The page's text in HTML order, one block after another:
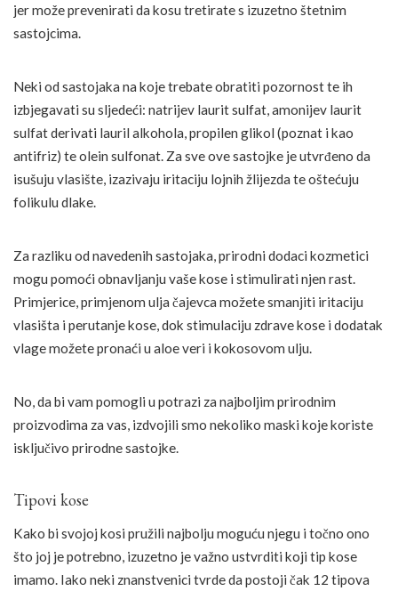
jer može prevenirati da kosu tretirate s izuzetno štetnim
sastojcima.
Neki od sastojaka na koje trebate obratiti pozornost te ih
izbjegavati su sljedeći: natrijev laurit sulfat, amonijev laurit
sulfat derivati lauril alkohola, propilen glikol (poznat i kao
antifriz) te olein sulfonat. Za sve ove sastojke je utvrđeno da
isušuju vlasište, izazivaju iritaciju lojnih žlijezda te oštećuju
folikulu dlake.
Za razliku od navedenih sastojaka, prirodni dodaci kozmetici
mogu pomoći obnavljanju vaše kose i stimulirati njen rast.
Primjerice, primjenom ulja čajevca možete smanjiti iritaciju
vlasišta i perutanje kose, dok stimulaciju zdrave kose i dodatak
vlage možete pronaći u aloe veri i kokosovom ulju.
No, da bi vam pomogli u potrazi za najboljim prirodnim
proizvodima za vas, izdvojili smo nekoliko maski koje koriste
isključivo prirodne sastojke.
Tipovi kose
Kako bi svojoj kosi pružili najbolju moguću njegu i točno ono
što joj je potrebno, izuzetno je važno ustvrditi koji tip kose
imamo. Iako neki znanstvenici tvrde da postoji čak 12 tipova